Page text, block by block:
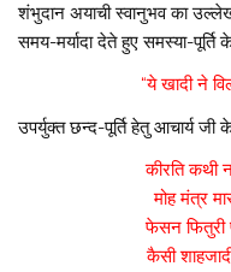
शंभुदान अयाची स्वानुभव का
समय-मर्यादा देते हुए समस्या-पूर्ति
“ये खादी ने
उपर्युक्त छन्द-पूर्ति हेतु आचार्य जी
कीरति कथी
मोह मंत्र
फेसन फितुरी
कैसी